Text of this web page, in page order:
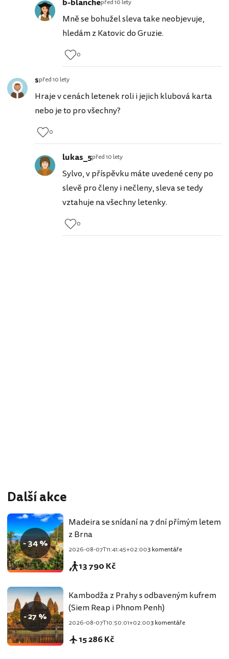
b-blanchepřed 10 lety
Mně se bohužel sleva take neobjevuje,
hledám z Katovic do Gruzie.
0
spřed 10 lety
Hraje v cenách letenek roli i jejich klubová karta
nebo je to pro všechny?
0
lukas_5před 10 lety
Sylvo, v příspěvku máte uvedené ceny po
slevě pro členy i nečleny, sleva se tedy
vztahuje na všechny letenky.
0
Další akce
- 34 %
Madeira se snídaní na 7 dní přímým letem
z Brna
2026-08-07T11:41:45+02:003 komentáře
13 790 Kč
- 27 %
Kambodža z Prahy s odbaveným kufrem
(Siem Reap i Phnom Penh)
2026-08-07T10:50:01+02:003 komentáře
15 286 Kč